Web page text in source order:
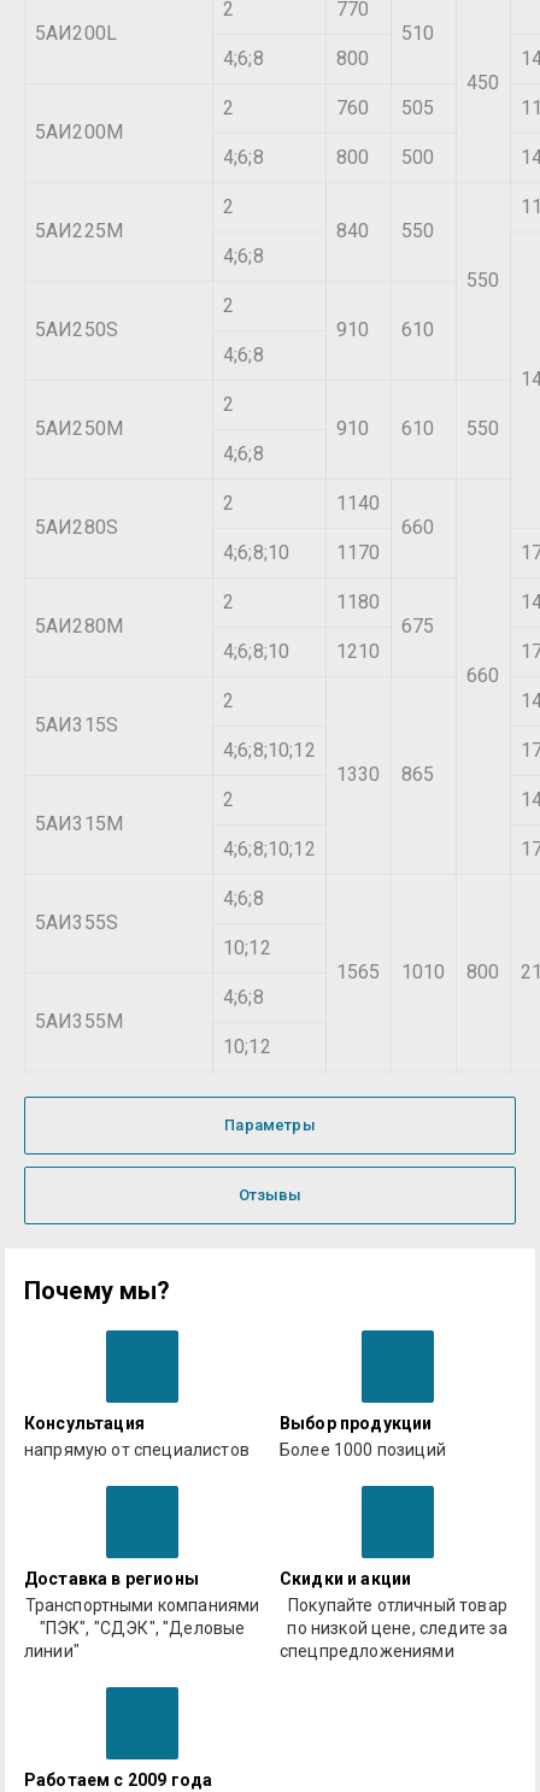
5АИ200L
2
770
510
450
4;6;8 800
5АИ200М
2 760 505
4;6;8 800 500
5АИ225М
2
840
550
550
4;6;8
5АИ250S
2
910
610
4;6;8
5АИ250М
2
910
610
550
4;6;8
5АИ280S
2
1140
660
660
4;6;8;10 1170
5АИ280М
2
1180
675
4;6;8;10 1210
5АИ315S
2
1330 865
4;6;8;10;12
5АИ315М
2
4;6;8;10;12
5АИ355S
4;6;8
1565 1010 800
10;12
5АИ355М
4;6;8
10;12
Параметры
Отзывы
Почему мы?
Консультация
напрямую от специалистов
Выбор продукции
Более 1000 позиций
Доставка в регионы
Транспортными компаниями
"ПЭК", "СДЭК", "Деловые
линии"
Скидки и акции
Покупайте отличный товар
по низкой цене, следите за
спецпредложениями
Работаем с 2009 года